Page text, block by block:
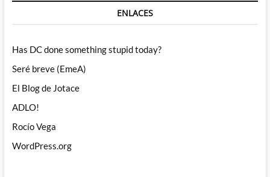
ENLACES
Has DC done something stupid today?
Seré breve (EmeA)
El Blog de Jotace
ADLO!
Rocío Vega
WordPress.org